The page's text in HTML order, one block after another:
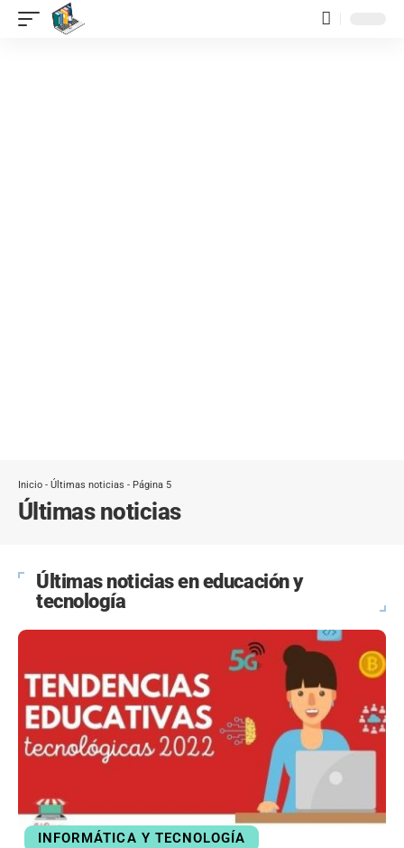
contenido
Inicio - Últimas noticias - Página 5
Últimas noticias
Últimas noticias en educación y
tecnología
INFORMÁTICA Y TECNOLOGÍA